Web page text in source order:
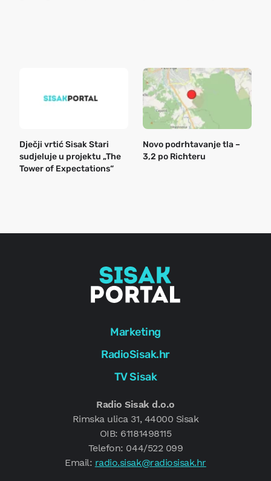
Dječji vrtić Sisak Stari
sudjeluje u projektu „The
Tower of Expectations“
Novo podrhtavanje tla –
3,2 po Richteru
Marketing
RadioSisak.hr
TV Sisak
Radio Sisak d.o.o
Rimska ulica 31, 44000 Sisak
OIB: 61181498115
Telefon: 044/522 099
Email: radio.sisak@radiosisak.hr